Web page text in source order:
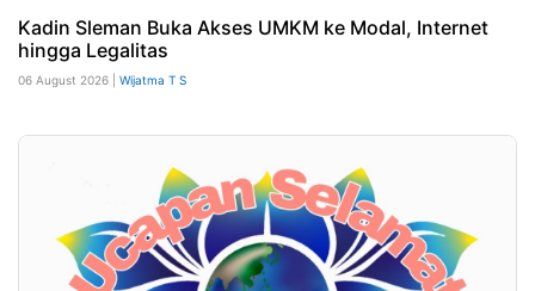
Kadin Sleman Buka Akses UMKM ke Modal, Internet
hingga Legalitas
06 August 2026 | Wijatma T S